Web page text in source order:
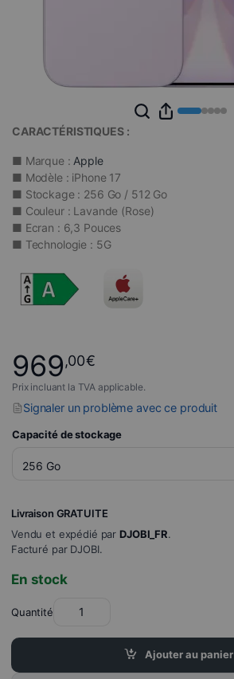
CARACTÉRISTIQUES :
■ Marque : Apple
■ Modèle : iPhone 17
■ Stockage : 256 Go / 512 Go
■ Couleur : Lavande (Rose)
■ Ecran : 6,3 Pouces
■ Technologie : 5G
969,00€
Prix incluant la TVA applicable.
Signaler un problème avec ce produit
Capacité de stockage
Livraison GRATUITE
Vendu et expédié parDJOBI_FR.
Facturé par DJOBI.
En stock
Quantité
Ajouter au panier